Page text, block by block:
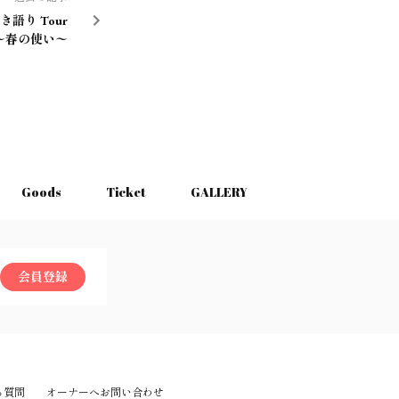
語り Tour
春の使い〜
Goods Ticket GALLERY
会員登録
問 オーナーへお問い合わせ